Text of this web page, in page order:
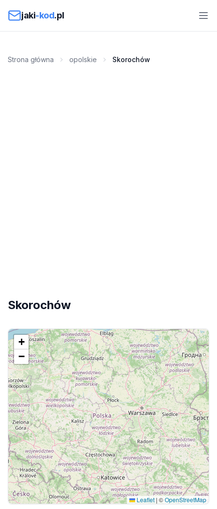
jaki-kod.pl
Strona główna opolskie Skorochów
Skorochów
+
−
Leaflet | ©OpenStreetMap